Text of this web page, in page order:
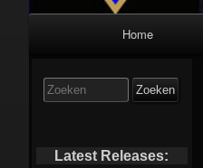
Home
Zoek
naar:
Latest Releases: